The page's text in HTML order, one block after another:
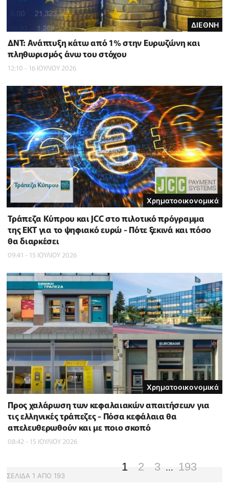
ΔΙΕΘΝΗ
ΔΝΤ: Ανάπτυξη κάτω από 1% στην Ευρωζώνη και
πληθωρισμός άνω του στόχου
12:10 - 16 ΙΟΥΛΙΟΥ 2026
Χρηματοοικονομικά
Τράπεζα Κύπρου και JCC στο πιλοτικό πρόγραμμα
της ΕΚΤ για το ψηφιακό ευρώ - Πότε ξεκινά και πόσο
θα διαρκέσει
09:41 - 15 ΙΟΥΛΙΟΥ 2026
Χρηματοοικονομικά
Προς χαλάρωση των κεφαλαιακών απαιτήσεων για
τις ελληνικές τράπεζες - Πόσα κεφάλαια θα
απελευθερωθούν και με ποιο σκοπό
08:42 - 15 ΙΟΥΛΙΟΥ 2026
ΣΕΛΙΔΑ 1 ΑΠΟ 193
1 2 3 ... 193